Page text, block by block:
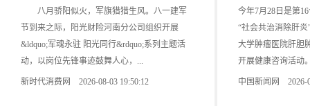
八月骄阳似火，军旗猎猎生风。八一建军
节到来之际，阳光财险河南分公司组织开展
&ldquo;军魂永驻 阳光同行&rdquo;系列主题活
动，以岗位先锋事迹鼓舞人心，...
新时代消费网 2026-08-03 19:50:12
今年7月28日是第
“社会共治消除肝
大学肿瘤医院肝胆
开展健康咨询活动
中国新闻网 2026-